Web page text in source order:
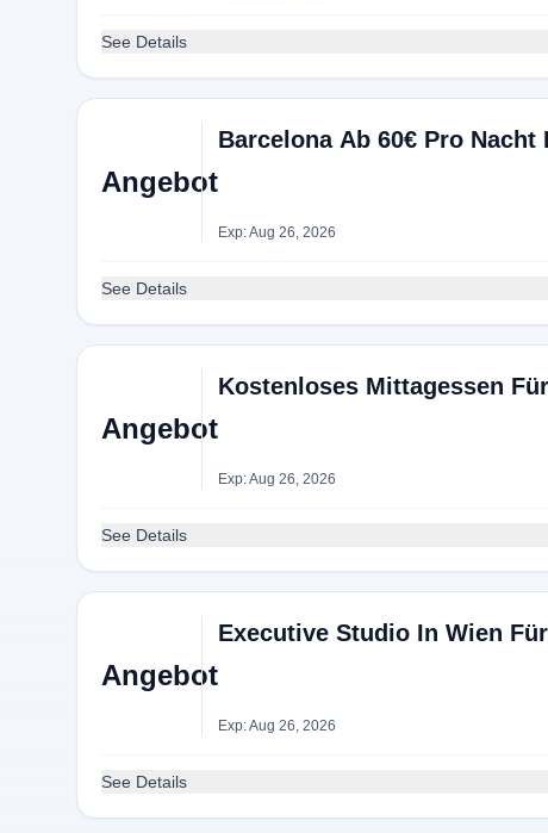
See Details
Angebot
Barcelona Ab 60€ Pro Nacht
Exp: Aug 26, 2026
See Details
Angebot
Kostenloses Mittagessen
Exp: Aug 26, 2026
See Details
Angebot
Executive Studio In Wien
Exp: Aug 26, 2026
See Details